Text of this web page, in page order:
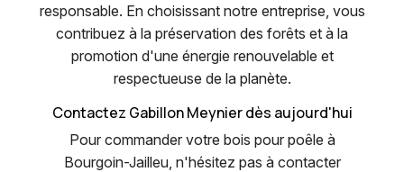
responsable. En choisissant notre entreprise, vous
contribuez à la préservation des forêts et à la
promotion d'une énergie renouvelable et
respectueuse de la planète.
Contactez Gabillon Meynier dès aujourd'hui
Pour commander votre bois pour poêle à
Bourgoin-Jailleu, n'hésitez pas à contacter